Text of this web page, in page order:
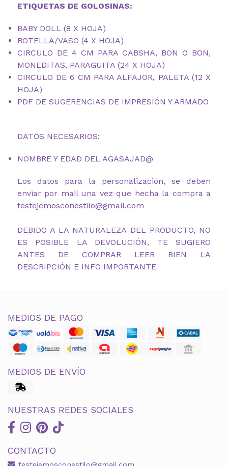
ETIQUETAS DE GOLOSINAS:
BABY DOLL (8 X HOJA)
BOTELLA/VASO (4 X HOJA)
CIRCULO DE 4 CM PARA CABSHA, BON O BON,
MONEDITAS, PARAGUITA (24 X HOJA)
CIRCULO DE 6 CM PARA ALFAJOR, PALETA (12 X
HOJA)
PDF DE SUGERENCIAS DE IMPRESIÓN Y ARMADO
DATOS NECESARIOS:
NOMBRE Y EDAD DEL AGASAJAD@
Los datos para la personalización, se deben
enviar por mail una vez que hecha la compra a
festejemosconestilo@gmail.com
DEBIDO A LA NATURALEZA DEL PRODUCTO, NO
ES POSIBLE LA DEVOLUCIÓN, TE SUGIERO
ANTES DE COMPRAR LEER BIEN LA
DESCRIPCIÓN E INFO IMPORTANTE
MEDIOS DE PAGO
MEDIOS DE ENVÍO
NUESTRAS REDES SOCIALES
CONTACTO
festejemosconestilo@gmail.com